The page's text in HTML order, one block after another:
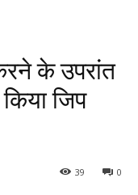
के उपरांत
जिप
0
39